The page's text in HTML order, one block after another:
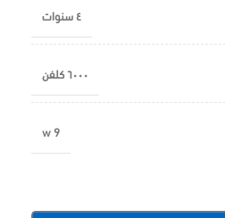
٤ سنوات
٦٠٠٠ كلفن
9 w